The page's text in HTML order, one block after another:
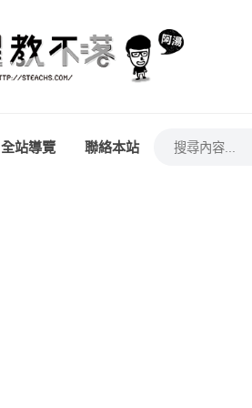
全站導覽 聯絡本站